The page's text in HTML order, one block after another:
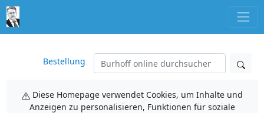
Bestellung
Diese Homepage verwendet Cookies, um Inhalte und
Anzeigen zu personalisieren, Funktionen für soziale